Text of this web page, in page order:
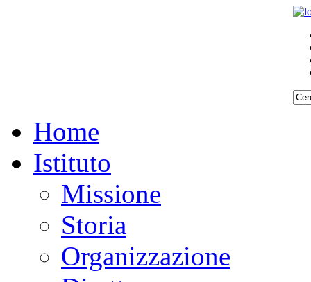
Home
Istituto
Missione
Storia
Organizzazione